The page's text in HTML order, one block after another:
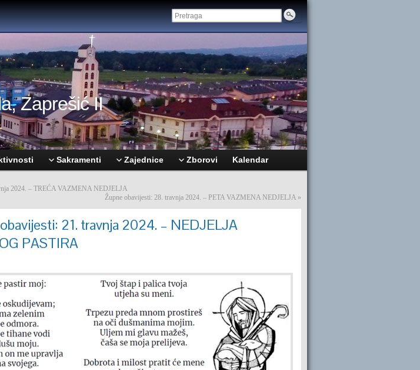
Zaprešić II
Sakramenti Zajednice Zborovi Kalendar
2024. – TREĆA VAZMENA NEDJELJA
Župne obavijesti: 28. travnja 2024. – PETA VAZMENA NEDJELJA »
21. travnja 2024. – NEDJELJA
PASTIRA